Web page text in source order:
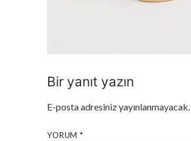
Bir yanıt yazın
E-posta adresiniz yayınlanmayacak.
YORUM *